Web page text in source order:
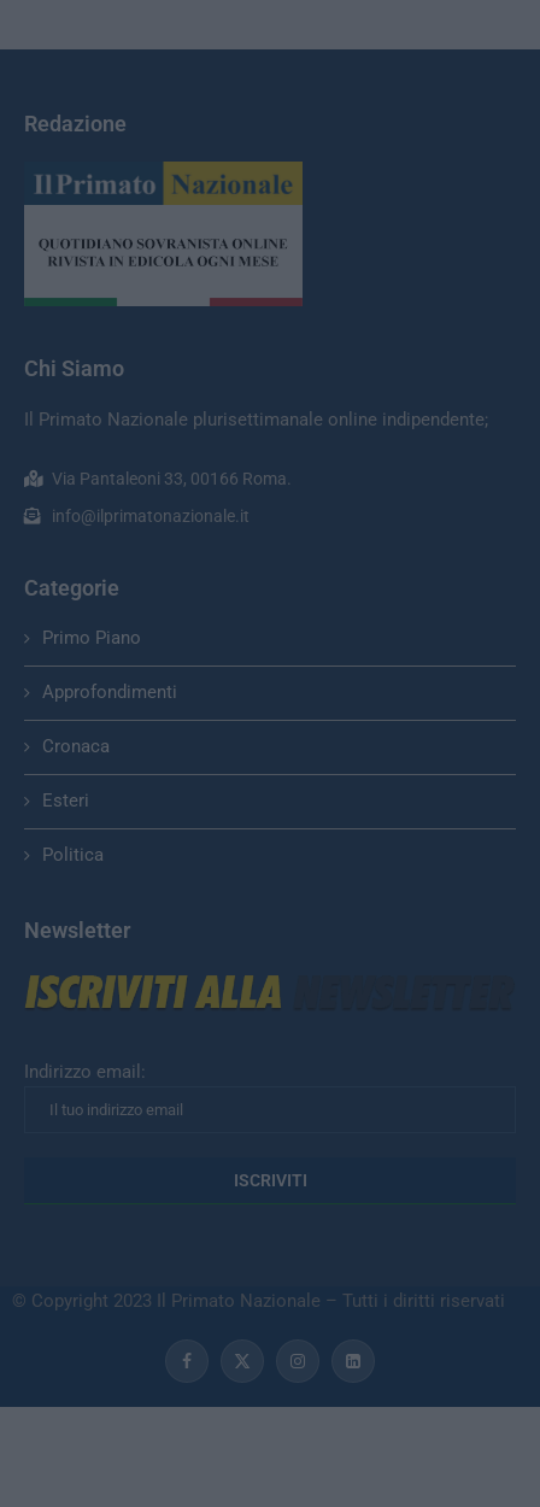
Redazione
Chi Siamo
Il Primato Nazionale plurisettimanale online indipendente;
Via Pantaleoni 33, 00166 Roma.
info@ilprimatonazionale.it
Categorie
Primo Piano
Approfondimenti
Cronaca
Esteri
Politica
Newsletter
Indirizzo email:
© Copyright 2023 Il Primato Nazionale – Tutti i diritti riservati